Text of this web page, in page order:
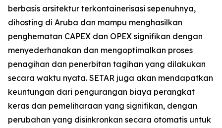
berbasis arsitektur terkontainerisasi sepenuhnya,
dihosting di Aruba dan mampu menghasilkan
penghematan CAPEX dan OPEX signifikan dengan
menyederhanakan dan mengoptimalkan proses
penagihan dan penerbitan tagihan yang dilakukan
secara waktu nyata. SETAR juga akan mendapatkan
keuntungan dari pengurangan biaya perangkat
keras dan pemeliharaan yang signifikan, dengan
perubahan yang disinkronkan secara otomatis untuk